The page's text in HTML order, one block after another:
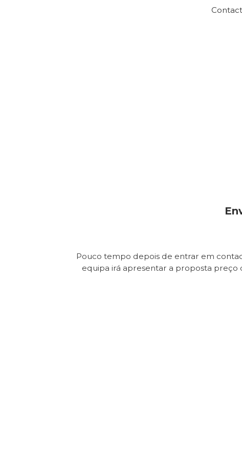
Pouco tempo depois de entrar em
equipa irá apresentar a proposta preço